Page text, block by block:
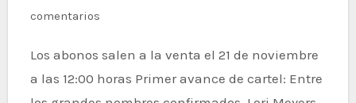
comentarios
Los abonos salen a la venta el 21 de noviembre
a las 12:00 horas Primer avance de cartel: Entre